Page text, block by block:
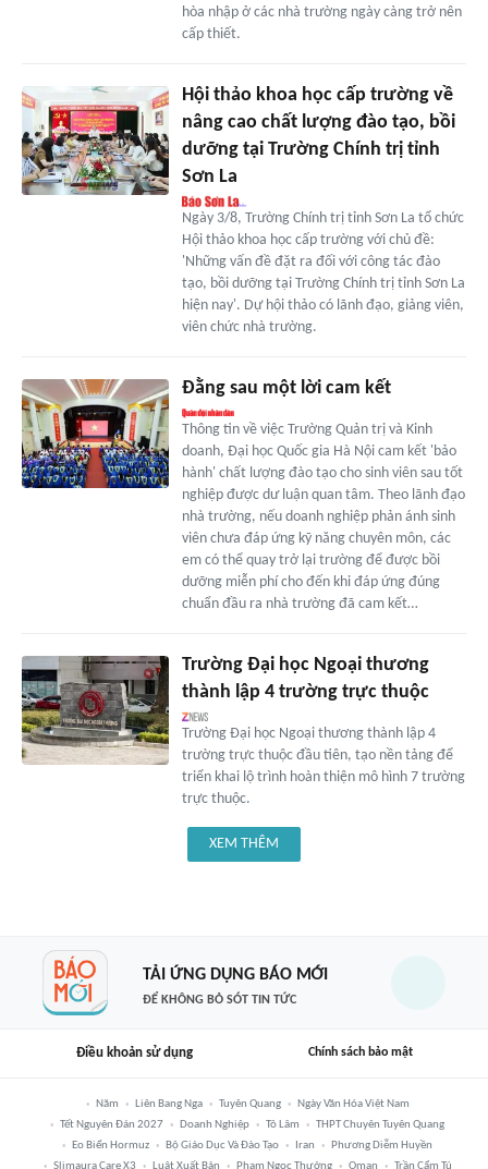
hòa nhập ở các nhà trường ngày càng trở nên
cấp thiết.
Hội thảo khoa học cấp trường về
nâng cao chất lượng đào tạo, bồi
dưỡng tại Trường Chính trị tỉnh
Sơn La
Ngày 3/8, Trường Chính trị tỉnh Sơn La tổ chức
Hội thảo khoa học cấp trường với chủ đề:
'Những vấn đề đặt ra đối với công tác đào
tạo, bồi dưỡng tại Trường Chính trị tỉnh Sơn La
hiện nay'. Dự hội thảo có lãnh đạo, giảng viên,
viên chức nhà trường.
Đằng sau một lời cam kết
Thông tin về việc Trường Quản trị và Kinh
doanh, Đại học Quốc gia Hà Nội cam kết 'bảo
hành' chất lượng đào tạo cho sinh viên sau tốt
nghiệp được dư luận quan tâm. Theo lãnh đạo
nhà trường, nếu doanh nghiệp phản ánh sinh
viên chưa đáp ứng kỹ năng chuyên môn, các
em có thể quay trở lại trường để được bồi
dưỡng miễn phí cho đến khi đáp ứng đúng
chuẩn đầu ra nhà trường đã cam kết…
Trường Đại học Ngoại thương
thành lập 4 trường trực thuộc
Trường Đại học Ngoại thương thành lập 4
trường trực thuộc đầu tiên, tạo nền tảng để
triển khai lộ trình hoàn thiện mô hình 7 trường
trực thuộc.
XEM THÊM
TẢI ỨNG DỤNG BÁO MỚI
ĐỂ KHÔNG BỎ SÓT TIN TỨC
Điều khoản sử dụng Chính sách bảo mật
Năm Liên Bang Nga Tuyên Quang
Ngày Văn Hóa Việt Nam
Tết Nguyên Đán 2027
Doanh Nghiệp Tô Lâm
THPT Chuyên Tuyên Quang
Eo Biển Hormuz
Bộ Giáo Dục Và Đào Tạo Iran
Phương Diễm Huyền
Slimaura Care X3
Luật Xuất Bản Phạm Ngọc Thưởng Oman Trần Cẩm Tú